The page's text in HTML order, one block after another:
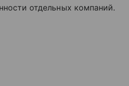
отдельных компаний.